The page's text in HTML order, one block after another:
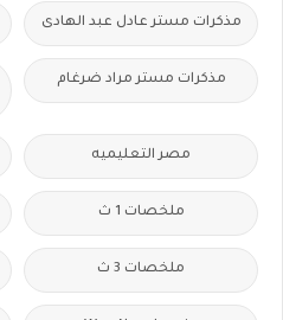
مذكرات مستر عادل عبد الهادى
مذكرات مستر مراد ضرغام
مصر التعليميه
ملخصات 1 ث
ملخصات 3 ث